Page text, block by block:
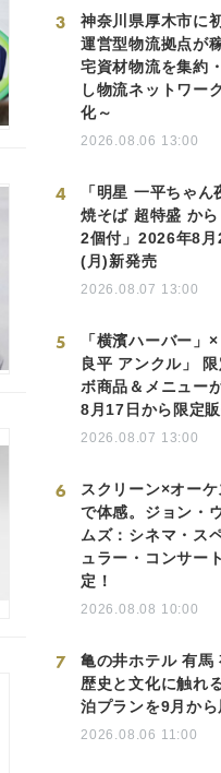
3
神奈川県厚木市に
運営型物流拠点が
宅資材物流を集約
し物流ネットワー
化～
2026.08.06 13:00
4
「明星 一平ちゃん
焼そば 超特盛 から
2個付」2026年8月
(月)新発売
2026.08.07 13:00
5
「横濱ハーバー」
良平 アンクル」 限
ボ商品＆メニュー
8月17日から限定
2026.08.07 13:00
6
スクリーン×オーケ
で体感。ジョン・
ムズ：シネマ・ス
ュラー・コンサー
定！
2026.08.08 10:00
7
亀の井ホテル 有馬
歴史と文化に触れ
泊プランを9月から
2026.08.06 11:00